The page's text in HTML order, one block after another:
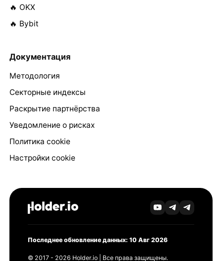
🔥 OKX
🔥 Bybit
Документация
Методология
Секторные индексы
Раскрытие партнёрства
Уведомление о рисках
Политика cookie
Настройки cookie
Последнее обновление данных: 10 Авг 2026
© 2017 - 2026 Holder.io | Все права защищены.